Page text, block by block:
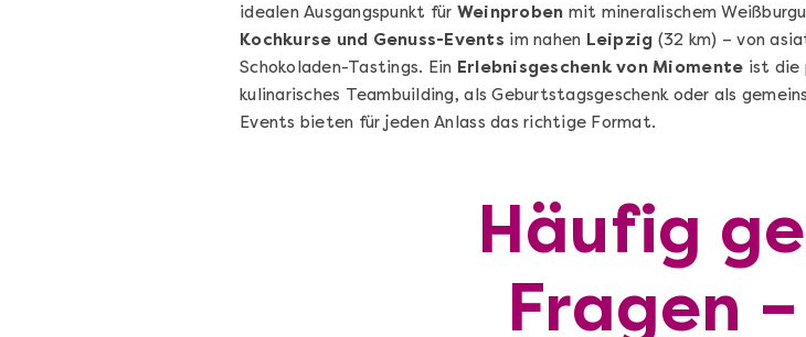
Flex-Ticket
idealen Ausgangspunkt für Weinproben mit mineralischem
Kochkurse und Genuss-Events im nahen Leipzig (32 km) – von
Schokoladen-Tastings. Ein Erlebnisgeschenk von Miomente ist die
kulinarisches Teambuilding, als Geburtstagsgeschenk oder als
Events bieten für jeden Anlass das richtige Format.
Häufig
Fragen